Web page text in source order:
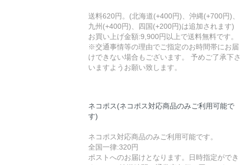
送料620円。(北海道(+400円)、沖縄(+700円)、
九州(+400円)、四国(+200円)は追加されます)
お買い上げ金額:9,900円以上で送料無料です。
※交通事情等の理由でご指定のお時間帯にお届
けできない場合もございます。 予めご了承下さ
いますようお願い致します。
ネコポス(ネコポス対応商品のみご利用可能で
す)
ネコポス対応商品のみご利用可能です。
全国一律:320円
ポストへのお届けとなります。日時指定ができ